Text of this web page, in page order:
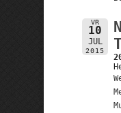
VR
10
JUL
2015